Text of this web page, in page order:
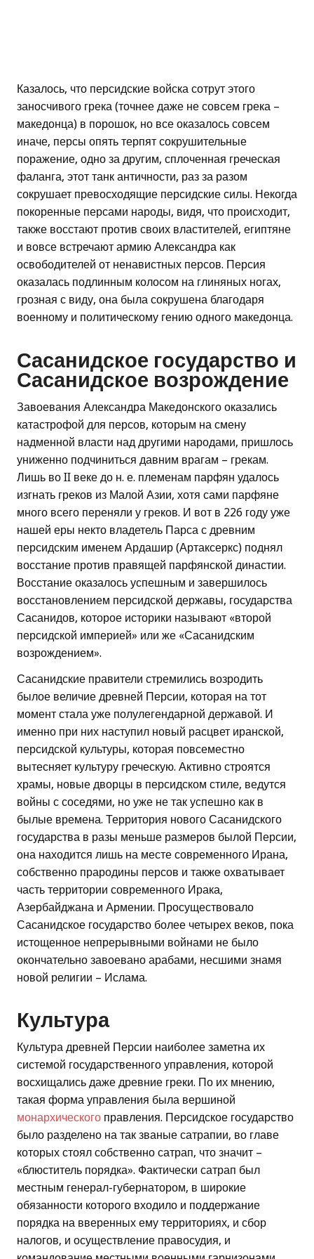
Казалось, что персидские войска сотрут этого
заносчивого грека (точнее даже не совсем грека –
македонца) в порошок, но все оказалось совсем
иначе, персы опять терпят сокрушительные
поражение, одно за другим, сплоченная греческая
фаланга, этот танк античности, раз за разом
сокрушает превосходящие персидские силы. Некогда
покоренные персами народы, видя, что происходит,
также восстают против своих властителей, египтяне
и вовсе встречают армию Александра как
освободителей от ненавистных персов. Персия
оказалась подлинным колосом на глиняных ногах,
грозная с виду, она была сокрушена благодаря
военному и политическому гению одного македонца.
Сасанидское государство и
Сасанидское возрождение
Завоевания Александра Македонского оказались
катастрофой для персов, которым на смену
надменной власти над другими народами, пришлось
униженно подчиниться давним врагам – грекам.
Лишь во II веке до н. е. племенам парфян удалось
изгнать греков из Малой Азии, хотя сами парфяне
много всего переняли у греков. И вот в 226 году уже
нашей еры некто владетель Парса с древним
персидским именем Ардашир (Артаксеркс) поднял
восстание против правящей парфянской династии.
Восстание оказалось успешным и завершилось
восстановлением персидской державы, государства
Сасанидов, которое историки называют «второй
персидской империей» или же «Сасанидским
возрождением».
Сасанидские правители стремились возродить
былое величие древней Персии, которая на тот
момент стала уже полулегендарной державой. И
именно при них наступил новый расцвет иранской,
персидской культуры, которая повсеместно
вытесняет культуру греческую. Активно строятся
храмы, новые дворцы в персидском стиле, ведутся
войны с соседями, но уже не так успешно как в
былые времена. Территория нового Сасанидского
государства в разы меньше размеров былой Персии,
она находится лишь на месте современного Ирана,
собственно прародины персов и также охватывает
часть территории современного Ирака,
Азербайджана и Армении. Просуществовало
Сасанидское государство более четырех веков, пока
истощенное непрерывными войнами не было
окончательно завоевано арабами, несшими знамя
новой религии – Ислама.
Культура
Культура древней Персии наиболее заметна их
системой государственного управления, которой
восхищались даже древние греки. По их мнению,
такая форма управления была вершиной
монархического правления. Персидское государство
было разделено на так званые сатрапии, во главе
которых стоял собственно сатрап, что значит –
«блюститель порядка». Фактически сатрап был
местным генерал-губернатором, в широкие
обязанности которого входило и поддержание
порядка на вверенных ему территориях, и сбор
налогов, и осуществление правосудия, и